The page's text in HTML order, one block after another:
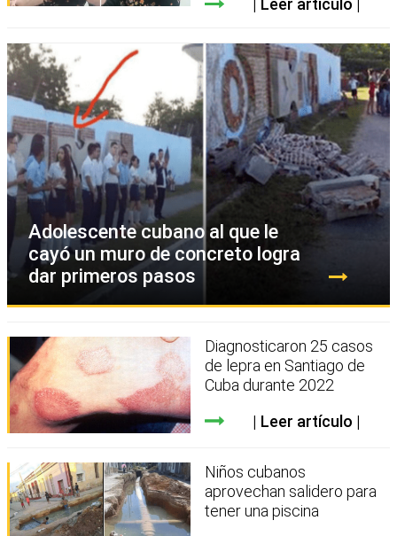
Leer artículo
Adolescente cubano al que le
cayó un muro de concreto logra
dar primeros pasos
Diagnosticaron 25 casos
de lepra en Santiago de
Cuba durante 2022
Leer artículo
Niños cubanos
aprovechan salidero para
tener una piscina